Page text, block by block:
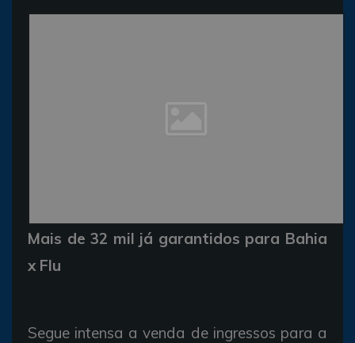
Mais de 32 mil já garantidos para Bahia
x Flu
Segue intensa a venda de ingressos para a